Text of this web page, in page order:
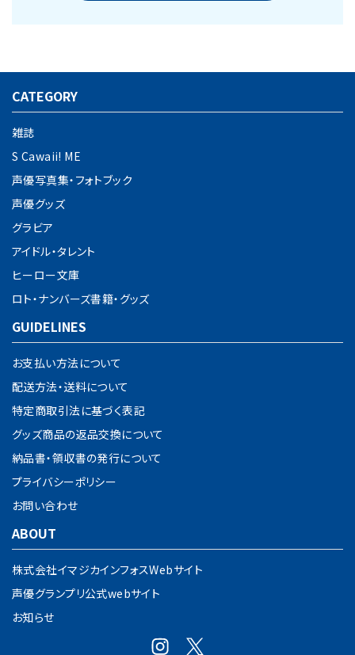
キーワード
カテゴリー
CATEGORY
雑誌
S Cawaii! ME
声優写真集・フォトブック
声優グッズ
グラビア
アイドル・タレント
ヒーロー文庫
ロト・ナンバーズ書籍・グッズ
GUIDELINES
お支払い方法について
配送方法・送料について
特定商取引法に基づく表記
グッズ商品の返品交換について
納品書・領収書の発行について
プライバシーポリシー
お問い合わせ
ABOUT
株式会社イマジカインフォスWebサイト
声優グランプリ公式webサイト
お知らせ